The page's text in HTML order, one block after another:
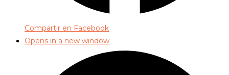
Compartir en Facebook
Opens in a new window